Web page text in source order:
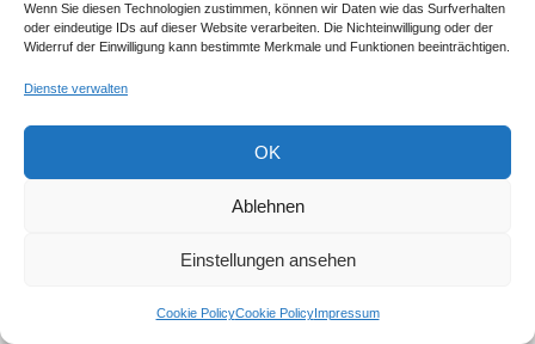
Wenn Sie diesen Technologien zustimmen, können wir Daten wie das Surfverhalten
oder eindeutige IDs auf dieser Website verarbeiten. Die Nichteinwilligung oder der
Widerruf der Einwilligung kann bestimmte Merkmale und Funktionen beeinträchtigen.
Dienste verwalten
OK
Ablehnen
Einstellungen ansehen
Cookie PolicyCookie PolicyImpressum
haben einen niedrigen Kohlenhydratgehalt.
Salat:Salate wie Spinat, Rucola und Feldsalat sind
Stärkearmes Gemüse:
Zucchini und Brokkoli enthalten wenig Kohlenhydrate
und eignen sich gut für die ketogene Ernährung.
Es ist wichtig, kohlenhydratreiche Lebensmittel wie Brot,
den Ketose-Zustand beeinträchtigen können.
Die ketogene Ernährung, bei der der Körper seine Energie